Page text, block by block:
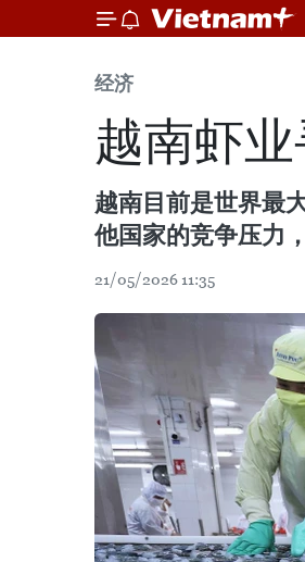
经济
越南虾
越南目前是世界最
他国家的竞争压力
21/05/2026 11:35